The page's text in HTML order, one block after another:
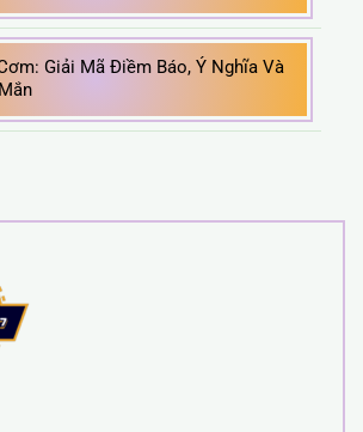
Giải Mã Điềm Báo, Ý Nghĩa Và